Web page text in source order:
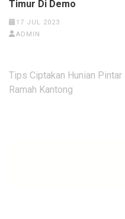
Timur Di Demo
17 JUL 2023
ADMIN
Navigasi
pos
Tips Ciptakan Hunian Pintar
Ramah Kantong